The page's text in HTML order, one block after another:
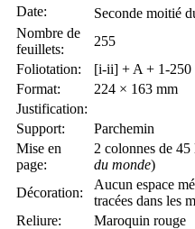
Date:
Seconde moitié
Nombre de
feuillets:
255
Foliotation:
[i-ii] + A + 1-250
Format:
224 × 163 mm
Justification:
Support:
Parchemin
Mise en
page:
2 colonnes de
du monde)
Décoration:
Aucun espace
tracées dans les
Reliure:
Maroquin rouge